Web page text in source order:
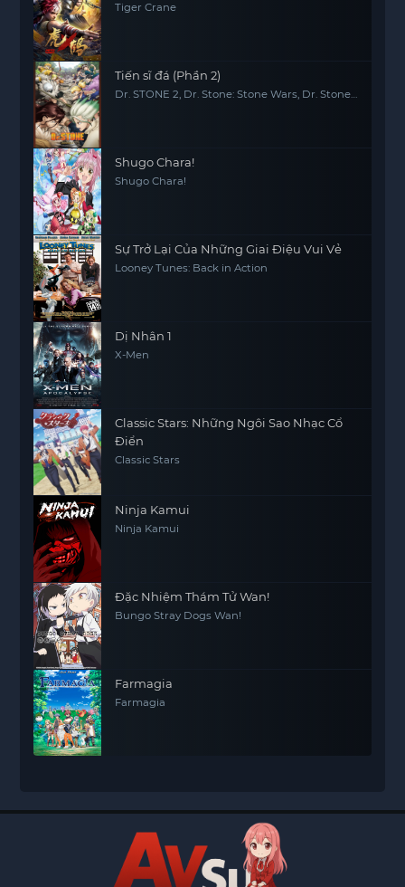
Tiger Crane
Tiến sĩ đá (Phần 2)
Dr. STONE 2, Dr. Stone: Stone Wars, Dr. Stone
Shugo Chara!
Shugo Chara!
Sự Trở Lại Của Những Giai Điệu Vui Vẻ
Looney Tunes: Back in Action
Dị Nhân 1
X-Men
Classic Stars: Những Ngôi Sao Nhạc Cổ
Điển
Classic Stars
Ninja Kamui
Ninja Kamui
Đặc Nhiệm Thám Tử Wan!
Bungo Stray Dogs Wan!
Farmagia
Farmagia